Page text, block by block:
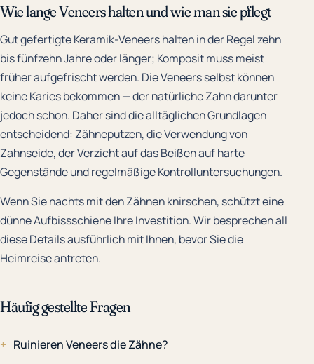
Wie lange Veneers halten und wie man sie pflegt
Gut gefertigte Keramik-Veneers halten in der Regel zehn
bis fünfzehn Jahre oder länger; Komposit muss meist
früher aufgefrischt werden. Die Veneers selbst können
keine Karies bekommen — der natürliche Zahn darunter
jedoch schon. Daher sind die alltäglichen Grundlagen
entscheidend: Zähneputzen, die Verwendung von
Zahnseide, der Verzicht auf das Beißen auf harte
Gegenstände und regelmäßige Kontrolluntersuchungen.
Wenn Sie nachts mit den Zähnen knirschen, schützt eine
dünne Aufbissschiene Ihre Investition. Wir besprechen all
diese Details ausführlich mit Ihnen, bevor Sie die
Heimreise antreten.
Häufig gestellte Fragen
Ruinieren Veneers die Zähne?